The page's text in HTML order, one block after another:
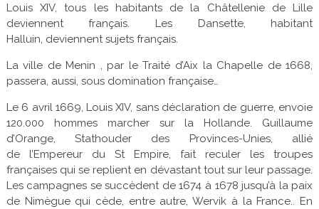
Louis XIV, tous les habitants de la Châtellenie de Lille
deviennent français. Les Dansette, habitant
Halluin, deviennent sujets français.
La ville de Menin , par le Traité d’Aix la Chapelle de 1668,
passera, aussi, sous domination française…
Le 6 avril 1669, Louis XIV, sans déclaration de guerre, envoie
120.000 hommes marcher sur la Hollande. Guillaume
d’Orange, Stathouder des Provinces-Unies, allié
de l’Empereur du St Empire, fait reculer les troupes
françaises qui se replient en dévastant tout sur leur passage.
Les campagnes se succèdent de 1674 à 1678 jusqu’à la paix
de Nimègue qui cède, entre autre, Wervik à la France.. En